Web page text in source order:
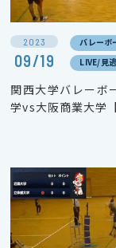
2023
09/19
バレーボ
LIVE/見
関西大学バレーボ
学vs大阪商業大学